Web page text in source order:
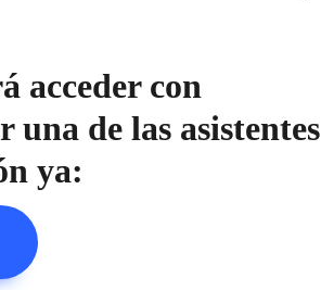
acceder con
una de las asistentes
ya: